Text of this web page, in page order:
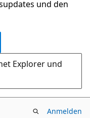
und den
Explorer und
Anmelden